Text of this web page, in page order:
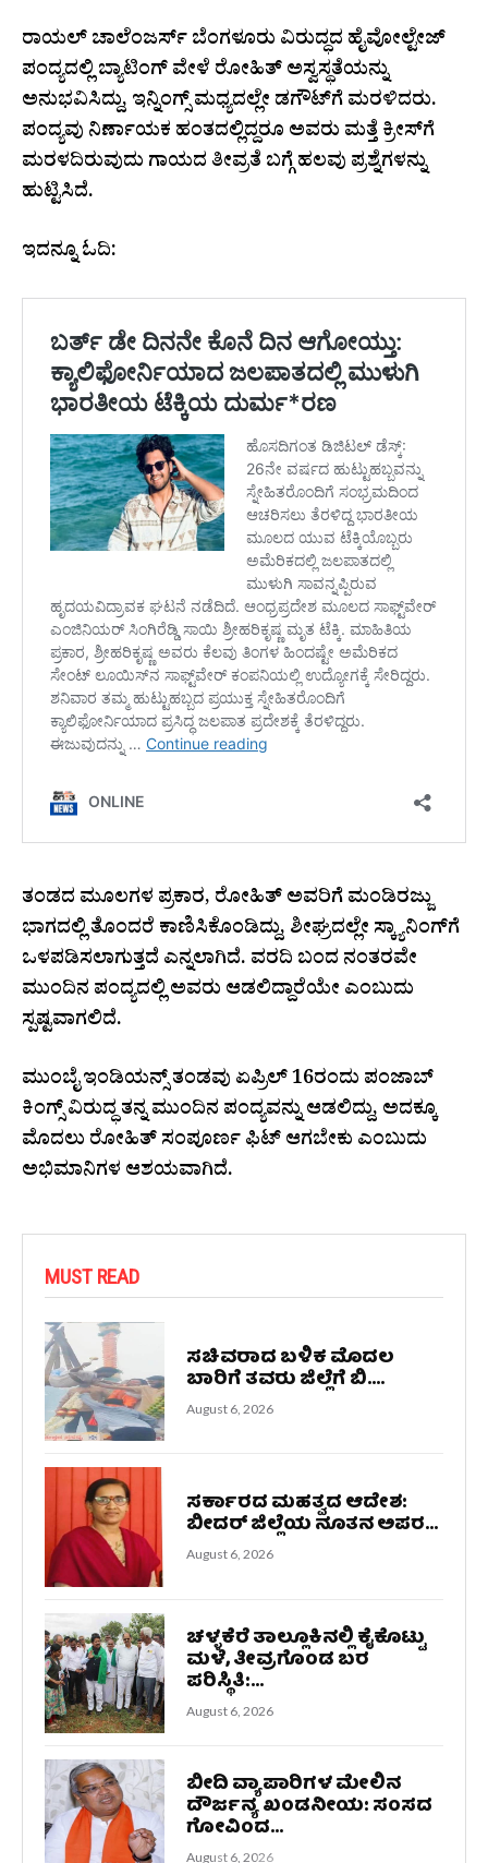
ರಾಯಲ್ ಚಾಲೆಂಜರ್ಸ್ ಬೆಂಗಳೂರು ವಿರುದ್ಧದ ಹೈವೋಲ್ಟೇಜ್
ಪಂದ್ಯದಲ್ಲಿ ಬ್ಯಾಟಿಂಗ್ ವೇಳೆ ರೋಹಿತ್ ಅಸ್ವಸ್ಥತೆಯನ್ನು
ಅನುಭವಿಸಿದ್ದು, ಇನ್ನಿಂಗ್ಸ್ ಮಧ್ಯದಲ್ಲೇ ಡಗೌಟ್‌ಗೆ ಮರಳಿದರು.
ಪಂದ್ಯವು ನಿರ್ಣಾಯಕ ಹಂತದಲ್ಲಿದ್ದರೂ ಅವರು ಮತ್ತೆ ಕ್ರೀಸ್‌ಗೆ
ಮರಳದಿರುವುದು ಗಾಯದ ತೀವ್ರತೆ ಬಗ್ಗೆ ಹಲವು ಪ್ರಶ್ನೆಗಳನ್ನು
ಹುಟ್ಟಿಸಿದೆ.
ಇದನ್ನೂ ಓದಿ:
ತಂಡದ ಮೂಲಗಳ ಪ್ರಕಾರ, ರೋಹಿತ್ ಅವರಿಗೆ ಮಂಡಿರಜ್ಜು
ಭಾಗದಲ್ಲಿ ತೊಂದರೆ ಕಾಣಿಸಿಕೊಂಡಿದ್ದು, ಶೀಘ್ರದಲ್ಲೇ ಸ್ಕ್ಯಾನಿಂಗ್‌ಗೆ
ಒಳಪಡಿಸಲಾಗುತ್ತದೆ ಎನ್ನಲಾಗಿದೆ. ವರದಿ ಬಂದ ನಂತರವೇ
ಮುಂದಿನ ಪಂದ್ಯದಲ್ಲಿ ಅವರು ಆಡಲಿದ್ದಾರೆಯೇ ಎಂಬುದು
ಸ್ಪಷ್ಟವಾಗಲಿದೆ.
ಮುಂಬೈ ಇಂಡಿಯನ್ಸ್ ತಂಡವು ಏಪ್ರಿಲ್ 16ರಂದು ಪಂಜಾಬ್
ಕಿಂಗ್ಸ್ ವಿರುದ್ಧ ತನ್ನ ಮುಂದಿನ ಪಂದ್ಯವನ್ನು ಆಡಲಿದ್ದು, ಅದಕ್ಕೂ
ಮೊದಲು ರೋಹಿತ್ ಸಂಪೂರ್ಣ ಫಿಟ್ ಆಗಬೇಕು ಎಂಬುದು
ಅಭಿಮಾನಿಗಳ ಆಶಯವಾಗಿದೆ.
MUST READ
ಸಚಿವರಾದ ಬಳಿಕ ಮೊದಲ
ಬಾರಿಗೆ ತವರು ಜಿಲ್ಲೆಗೆ ಬಿ....
August 6, 2026
ಸರ್ಕಾರದ ಮಹತ್ವದ ಆದೇಶ:
ಬೀದರ್ ಜಿಲ್ಲೆಯ ನೂತನ ಅಪರ...
August 6, 2026
ಚಳ್ಳಕೆರೆ ತಾಲ್ಲೂಕಿನಲ್ಲಿ ಕೈಕೊಟ್ಟು
ಮಳೆ, ತೀವ್ರಗೊಂಡ ಬರ
ಪರಿಸ್ಥಿತಿ:...
August 6, 2026
ಬೀದಿ ವ್ಯಾಪಾರಿಗಳ ಮೇಲಿನ
ದೌರ್ಜನ್ಯ ಖಂಡನೀಯ: ಸಂಸದ
ಗೋವಿಂದ...
August 6, 2026